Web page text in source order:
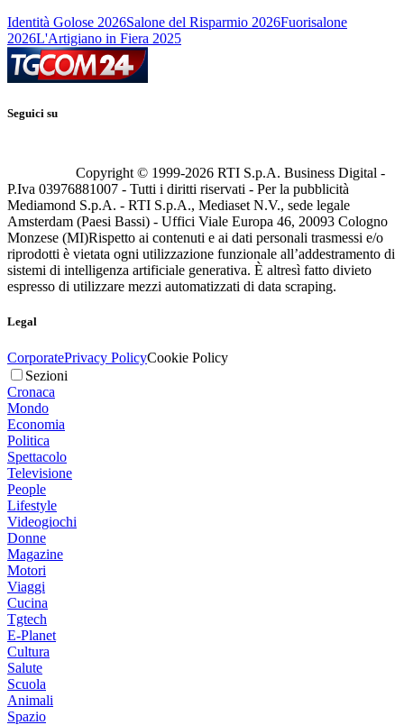
Identità Golose 2026Salone del Risparmio 2026Fuorisalone
2026L'Artigiano in Fiera 2025
Seguici su
Copyright © 1999-2026 RTI S.p.A. Business Digital -
P.Iva 03976881007 - Tutti i diritti riservati - Per la pubblicità
Mediamond S.p.A. - RTI S.p.A., Mediaset N.V., sede legale
Amsterdam (Paesi Bassi) - Uffici Viale Europa 46, 20093 Cologno
Monzese (MI)Rispetto ai contenuti e ai dati personali trasmessi e/o
riprodotti è vietata ogni utilizzazione funzionale all’addestramento di
sistemi di intelligenza artificiale generativa. È altresì fatto divieto
espresso di utilizzare mezzi automatizzati di data scraping.
Legal
CorporatePrivacy PolicyCookie Policy
Sezioni
Cronaca
Mondo
Economia
Politica
Spettacolo
Televisione
People
Lifestyle
Videogiochi
Donne
Magazine
Motori
Viaggi
Cucina
Tgtech
E-Planet
Cultura
Salute
Scuola
Animali
Spazio